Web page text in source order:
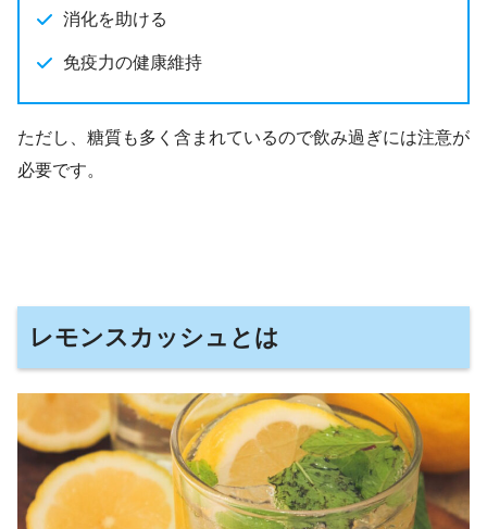
消化を助ける
免疫力の健康維持
ただし、糖質も多く含まれているので飲み過ぎには注意が
必要です。
レモンスカッシュとは